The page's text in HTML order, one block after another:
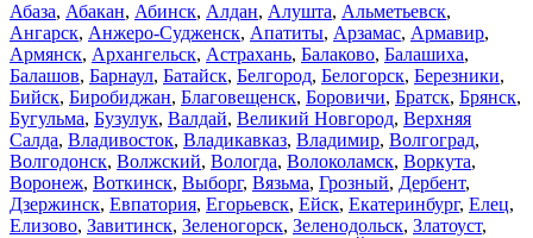
Абаза, Абакан, Абинск, Алдан, Алушта, Альметьевск,
Ангарск, Анжеро-Судженск, Апатиты, Арзамас, Армавир,
Армянск, Архангельск, Астрахань, Балаково, Балашиха,
Балашов, Барнаул, Батайск, Белгород, Белогорск, Березники,
Бийск, Биробиджан, Благовещенск, Боровичи, Братск, Брянск,
Бугульма, Бузулук, Валдай, Великий Новгород, Верхняя
Салда, Владивосток, Владикавказ, Владимир, Волгоград,
Волгодонск, Волжский, Вологда, Волоколамск, Воркута,
Воронеж, Воткинск, Выборг, Вязьма, Грозный, Дербент,
Дзержинск, Евпатория, Егорьевск, Ейск, Екатеринбург, Елец,
Елизово, Завитинск, Зеленогорск, Зеленодольск, Златоуст,